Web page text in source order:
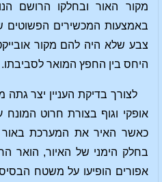
מקור האור ובחלקו הרושם
באמצעות המכשירים הפשוטים
צבע שלא היה להם מקור
היחס בין החפץ המואר לסביבתו.
לצורך בדיקת העניין יצר
כאשר האיר את המערכת באור
בחלק הימני של האיור, הואר
אפורים הופיעו על משטח